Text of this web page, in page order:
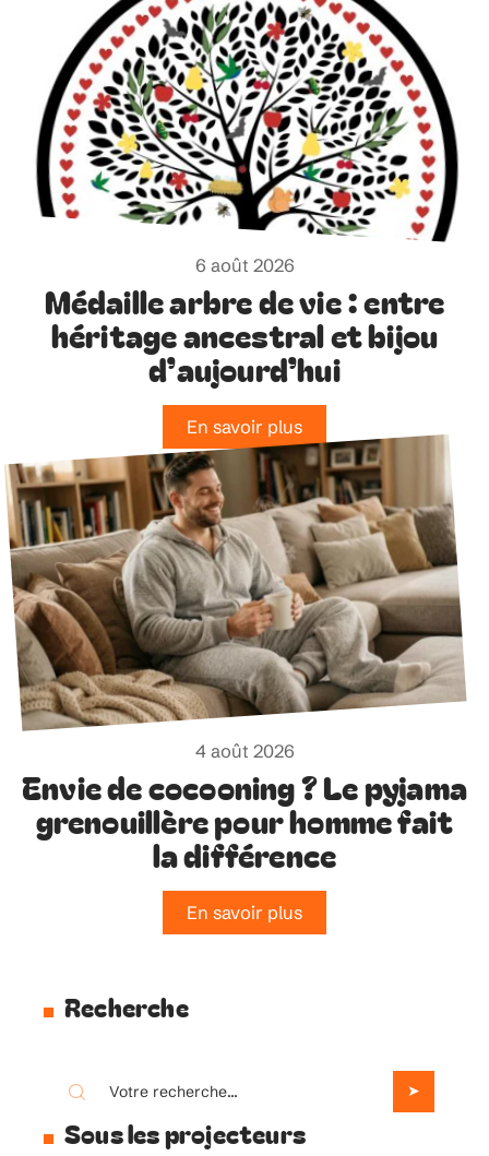
6 août 2026
Médaille arbre de vie : entre
héritage ancestral et bijou
d’aujourd’hui
En savoir plus
4 août 2026
Envie de cocooning ? Le pyjama
grenouillère pour homme fait
la différence
En savoir plus
Recherche
Sous les projecteurs